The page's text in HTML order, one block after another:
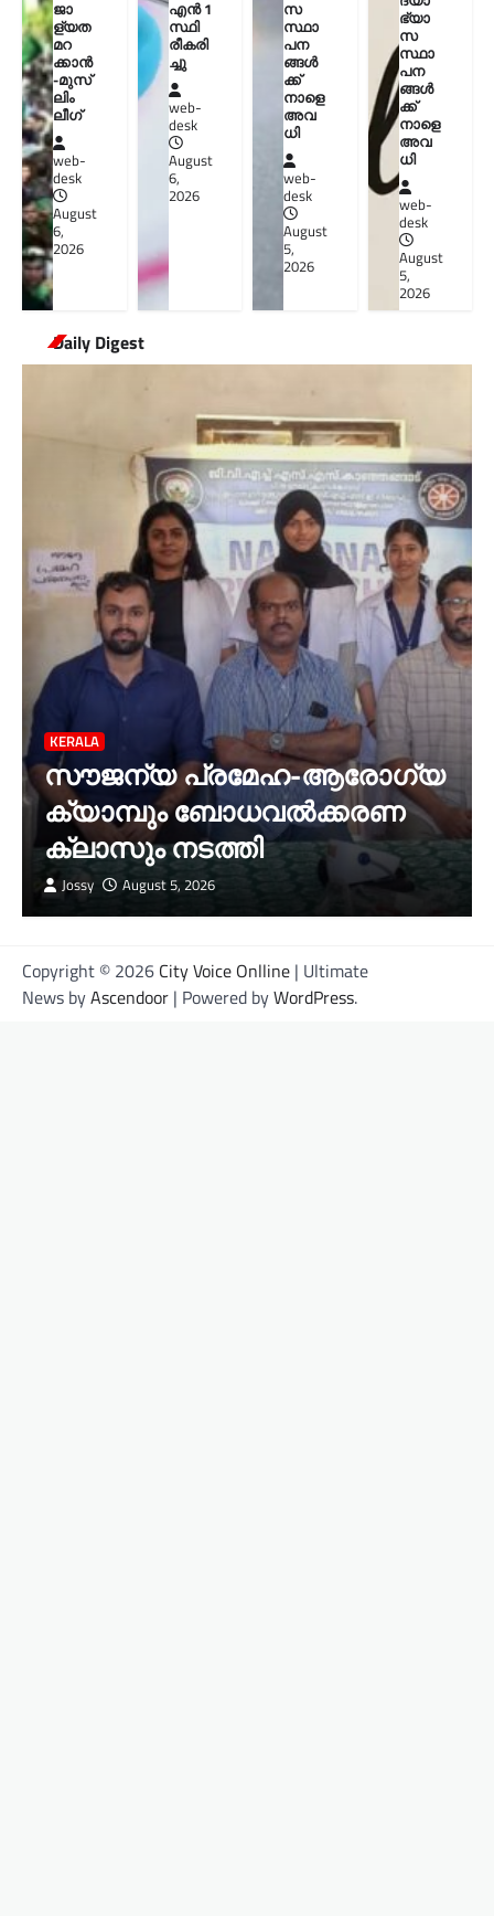
ജാ
ള്യത
മറ
ക്കാൻ
-മുസ്‌
ലിം
ലീഗ്
web-
desk
August
6,
2026
എന്‍ 1
സ്ഥി
രീകരി
ച്ചു
web-
desk
August
6,
2026
സ
സ്ഥാ
പന
ങ്ങൾ
ക്ക്
നാളെ
അവ
ധി
web-
desk
August
5,
2026
ഭ്യാ
സ
സ്ഥാ
പന
ങ്ങൾ
ക്ക്
നാളെ
അവ
ധി
web-
desk
August
5,
2026
Daily Digest
KERALA
സൗജന്യ പ്രമേഹ-ആരോഗ്യ
ക്യാമ്പും ബോധവൽക്കരണ
ക്ലാസും നടത്തി
Jossy August 5, 2026
Copyright © 2026 City Voice Onlline | Ultimate
News byAscendoor | Powered byWordPress.